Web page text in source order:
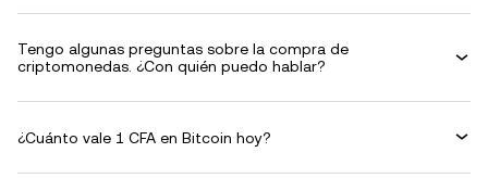
Tengo algunas preguntas sobre la compra de
criptomonedas. ¿Con quién puedo hablar?
¿Cuánto vale 1 CFA en Bitcoin hoy?